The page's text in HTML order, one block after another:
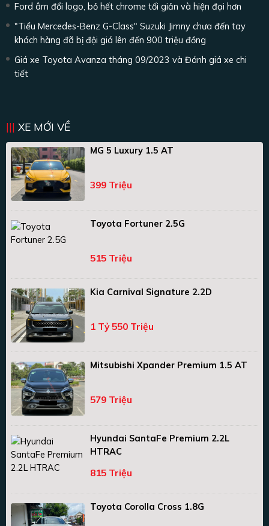
Ford âm đổi logo, bỏ hết chrome tối giản và hiện đại hơn
"Tiểu Mercedes-Benz G-Class" Suzuki Jimny chưa đến tay
khách hàng đã bị đội giá lên đến 900 triệu đồng
Giá xe Toyota Avanza tháng 09/2023 và Đánh giá xe chi
tiết
XE MỚI VỀ
MG 5 Luxury 1.5 AT
399 Triệu
Toyota Fortuner 2.5G
515 Triệu
Kia Carnival Signature 2.2D
1 Tỷ 550 Triệu
Mitsubishi Xpander Premium 1.5 AT
579 Triệu
Hyundai SantaFe Premium 2.2L
HTRAC
815 Triệu
Toyota Corolla Cross 1.8G